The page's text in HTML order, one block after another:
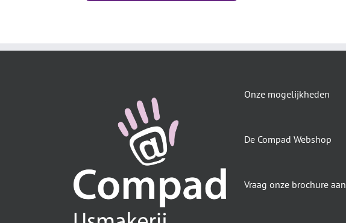
Onze mogelijkheden
De Compad Webshop
Vraag onze brochure aan